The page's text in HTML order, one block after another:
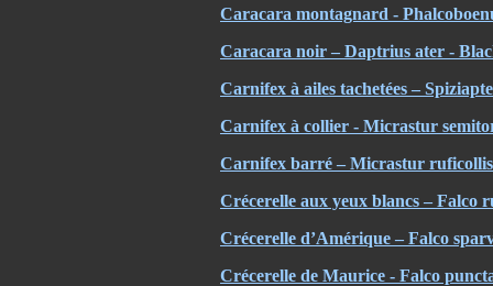
Caracara montagnard -
Caracara noir – Daptrius ater -
Carnifex à ailes tachetées –
Carnifex à collier - Micrastur
Carnifex barré – Micrastur
Crécerelle aux yeux blancs – Falco
Crécerelle d’Amérique – Falco
Crécerelle de Maurice - Falco